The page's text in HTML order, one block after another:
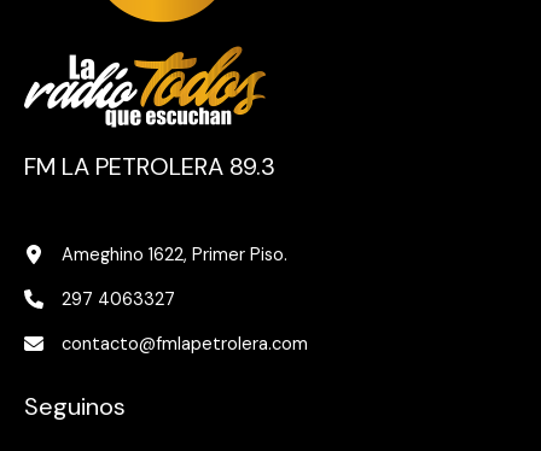
FM LA PETROLERA 89.3
Ameghino 1622, Primer Piso.
297 4063327
contacto@fmlapetrolera.com
Seguinos